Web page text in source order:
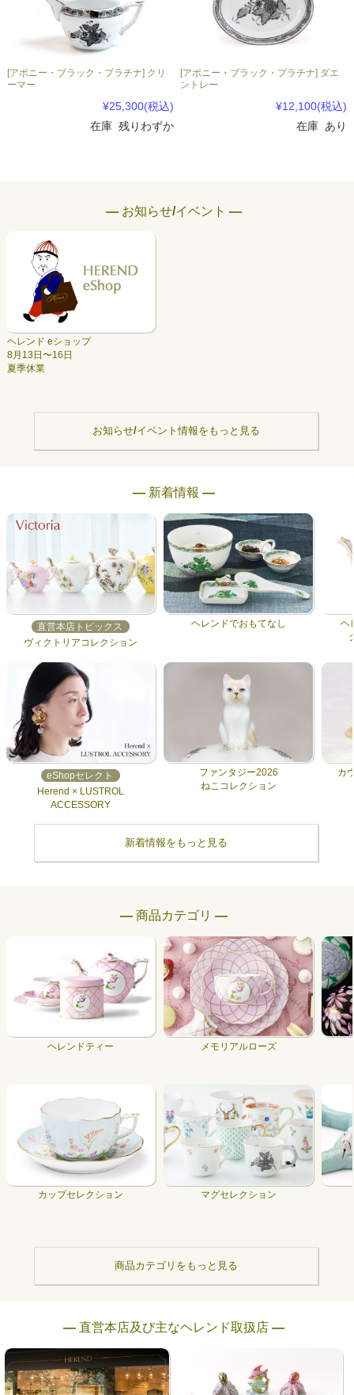
[アポニー・ブラック・プラチナ] クリ
ーマー
¥25,300(税込)
在庫 残りわずか
[アポニー・ブラック・プラチナ] ダエ
ントレー
¥12,100(税込)
在庫 あり
― お知らせ/イベント ―
ヘレンド eショップ
8月13日〜16日
夏季休業
お知らせ/イベント情報をもっと見る
― 新着情報 ―
直営本店トピックス
ヴィクトリアコレクション
eShopセレクト
Herend × LUSTROL
ACCESSORY
ヘレンドでおもてなし
ファンタジー2026
ねこコレクション
ヘ
カ
新着情報をもっと見る
― 商品カテゴリ ―
ヘレンドティー
カップセレクション
メモリアルローズ
マグセレクション
商品カテゴリをもっと見る
― 直営本店及び主なヘレンド取扱店 ―